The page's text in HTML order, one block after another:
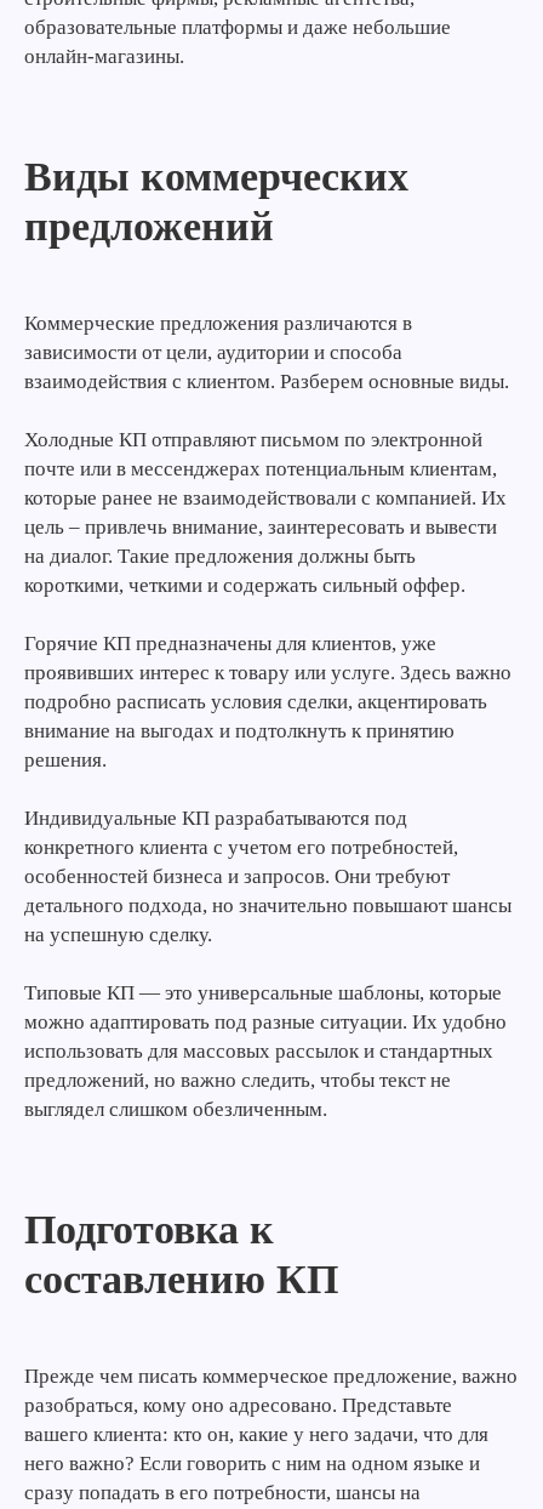
образовательные платформы и даже небольшие
онлайн-магазины.
Виды коммерческих
предложений
Коммерческие предложения различаются в
зависимости от цели, аудитории и способа
взаимодействия с клиентом. Разберем основные виды.
Холодные КП отправляют письмом по электронной
почте или в мессенджерах потенциальным клиентам,
которые ранее не взаимодействовали с компанией. Их
цель – привлечь внимание, заинтересовать и вывести
на диалог. Такие предложения должны быть
короткими, четкими и содержать сильный оффер.
Горячие КП предназначены для клиентов, уже
проявивших интерес к товару или услуге. Здесь важно
подробно расписать условия сделки, акцентировать
внимание на выгодах и подтолкнуть к принятию
решения.
Индивидуальные КП разрабатываются под
конкретного клиента с учетом его потребностей,
особенностей бизнеса и запросов. Они требуют
детального подхода, но значительно повышают шансы
на успешную сделку.
Типовые КП — это универсальные шаблоны, которые
можно адаптировать под разные ситуации. Их удобно
использовать для массовых рассылок и стандартных
предложений, но важно следить, чтобы текст не
выглядел слишком обезличенным.
Подготовка к
составлению КП
Прежде чем писать коммерческое предложение, важно
разобраться, кому оно адресовано. Представьте
вашего клиента: кто он, какие у него задачи, что для
него важно? Если говорить с ним на одном языке и
сразу попадать в его потребности, шансы на